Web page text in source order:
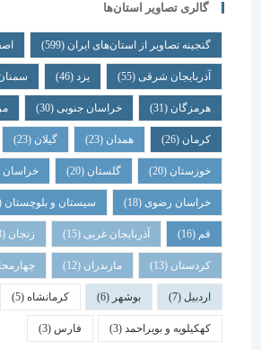
گالری تصاویر استان‌ها
گنجینه تصاویر از استان‌های ایران(599) اصفهان (59)
آذربایجان شرقی(55) یزد سمنان (39)
هرمزگان(31) خراسان جنوبی(30) مرکزی (26)
همدان گیلان قزوین
خوزستان(20) گلستان (20) خراسان شمالی
خراسان رضوی(18) سیستان و بلوچستان(18)
آذربایجان غربی(15) زنجان
کردستان(13) مازندران(12) چهارمحال و
بوشهر کرمانشاه(5)
کهکیلویه و بویراحمد(3) فارس